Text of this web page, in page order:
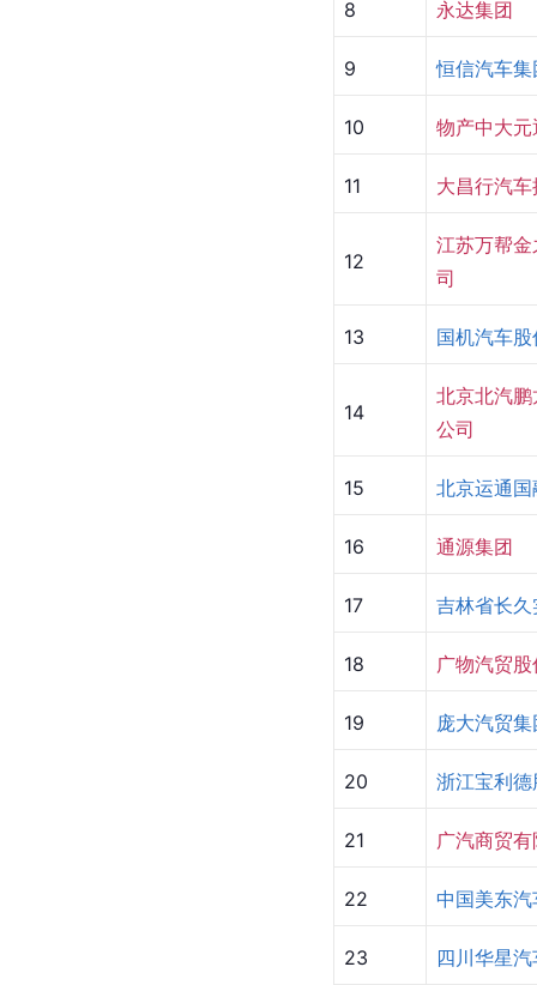
8 永达集团
9 恒信汽车
10 物产中大
11 大昌行汽
12
江苏万帮
司
13 国机汽车
14
北京北汽
公司
15 北京运通
16 通源集团
17 吉林省长
18 广物汽贸
19 庞大汽贸
20 浙江宝利
21 广汽商贸
22 中国美东
23 四川华星